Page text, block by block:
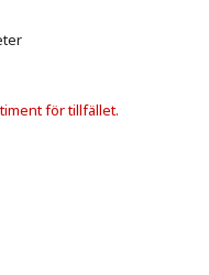
för tillfället.